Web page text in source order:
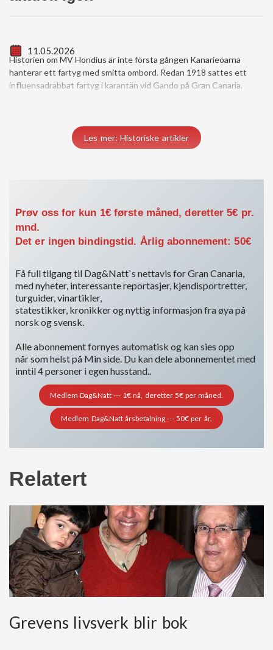
11.05.2026
Historien om MV Hondius är inte första gången Kanarieöarna
hanterar ett fartyg med smitta ombord. Redan 1918 sattes ett
influensadrabbat fartyg i karantän vid Gando på Gran Canaria.
Les mer: Historiske artikler
Prøv oss for kun 1€ første måned, deretter 5€ pr.
mnd.
Det er ingen bindingstid. Årlig abonnement: 50€
Få full tilgang til Dag&Natt`s nettavis for Gran Canaria,
med nyheter, interessante reportasjer, kjendisportretter,
turguider, vinartikler,
statestikker, kronikker og nyttig informasjon fra øya på
norsk og svensk.
Alle abonnement fornyes automatisk og kan sies opp
når som helst på Min side. Du kan dele abonnementet med
inntil 4 personer i egen husstand..
Medlem Dag&Natt --- 1€ nå, deretter 5€ per måned.
Medlem Dag&Natt årsbetalning --- 50€ per år.
Relatert
Grevens livsverk blir bok